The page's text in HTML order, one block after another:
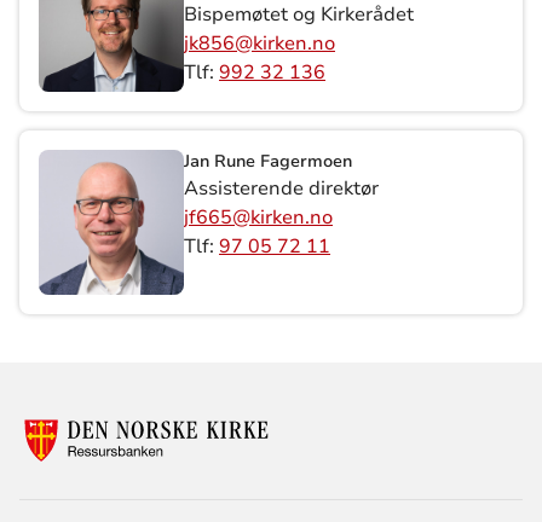
Bispemøtet og Kirkerådet
jk856@kirken.no
Tlf: 992 32 136
Jan Rune Fagermoen
Assisterende direktør
jf665@kirken.no
Tlf: 97 05 72 11